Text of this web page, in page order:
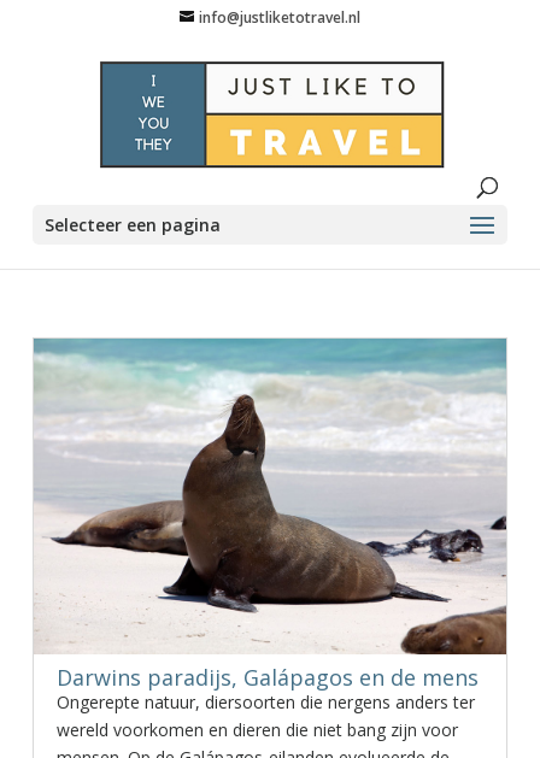
info@justliketotravel.nl
Selecteer een pagina
Darwins paradijs, Galápagos en de mens
Ongerepte natuur, diersoorten die nergens anders ter
wereld voorkomen en dieren die niet bang zijn voor